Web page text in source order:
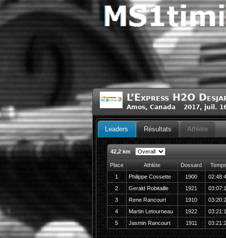
L’Express H2O
Amos, Canada 2017, juil.
Leaders Résultats Athlète
42,2 km
Place Athlète Dossard
1
Philippe Cossette 1900
2
Gerald Robitaille 1921
3
Rene Rancourt 1910
4
Martin Letourneau 1922
5
Jasmin Rancourt 1911